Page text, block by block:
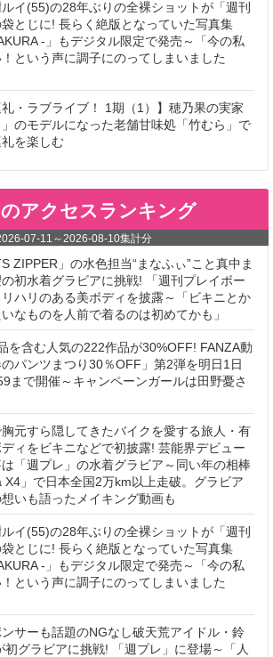
イ(55)の28年ぶりの全裸ショットが「週刊
とじに! 長らく絶版となっていた写真集
-」もデジタル限定で発売～「今の私
という声に調子にのってしまいました
礼・ラブライブ！ 1期（1）】穂乃果の実家
」のモデルになった老舗甘味処「竹むら」で
を楽しむ
アクセスランキング
07-11 ～ 2026-08-10集計分
ZIPPER」の水色担当“まなふぃ”こと真中ま
初水着グラビアに挑戦! 「週刊プレイボー
ハリのある美ボディを披露～「ビキニとか
なものを人前で着るのは初めてかも」
を含む人気の222作品が30%OFF! FANZA動
パンツまつり30％OFF」第2弾を明日1日
まで開催～キャンペーンガールは田野憂さ
胸元すら隠してきたバイクを愛する旅人・有
ィをビキニなどで初披露! 芸能界デビュー
「週プレ」の水着グラビア～同い年の相棒
X4」で日本全国2万km以上走破。グラビア
いも語ったメイキング動画も
イ(55)の28年ぶりの全裸ショットが「週刊
とじに! 長らく絶版となっていた写真集
-」もデジタル限定で発売～「今の私
という声に調子にのってしまいました
サーも話題のNGなし破天荒アイドル・鈴
初グラビアに挑戦! 「週プレ」に登場～「人